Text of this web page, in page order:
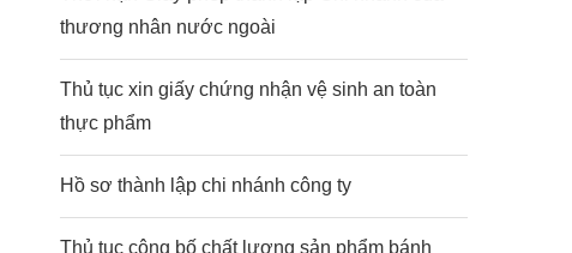
thương nhân nước ngoài
Thủ tục xin giấy chứng nhận vệ sinh an toàn
thực phẩm
Hồ sơ thành lập chi nhánh công ty
Thủ tục công bố chất lượng sản phẩm bánh